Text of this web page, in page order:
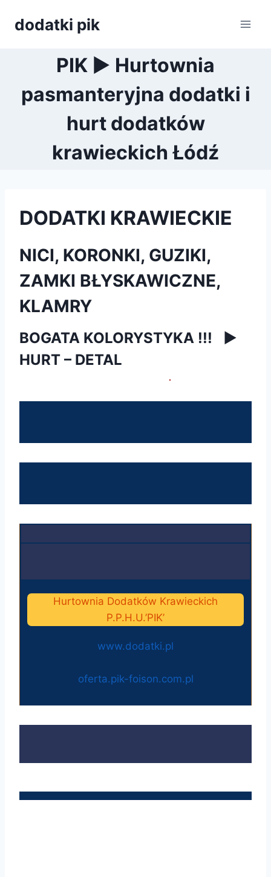
dodatki pik
PIK ► Hurtownia
pasmanteryjna dodatki i
hurt dodatków
krawieckich Łódź
DODATKI KRAWIECKIE
NICI, KORONKI, GUZIKI,
ZAMKI BŁYSKAWICZNE,
KLAMRY
BOGATA KOLORYSTYKA !!!
►
HURT – DETAL
Hurtownia Dodatków Krawieckich
P.P.H.U.’PIK’
www.dodatki.pl
oferta.pik-foison.com.pl